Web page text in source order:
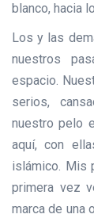
blanco, hacia
Los y las
nuestros
espacio.
serios,
nuestro pelo
aquí, con
islámico. Mis
primera vez
marca de una